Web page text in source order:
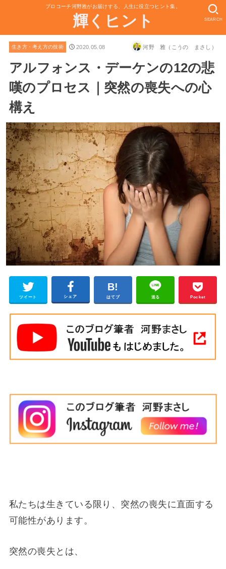
プロコーチ河野雅がお届けする、人生に役立つヒント集。
輝くヒント SEARCH
生き方・考え方の技術 2020.05.08 河野 雅（こうの まさし）
アルフォンス・デーケンの12の悲
嘆のプロセス｜突然の喪失への心
構え
ツイート シェア はてブ 送る Pocket
私たちは生きている限り、突然の喪失に直面する
可能性があります。
突然の喪失とは、